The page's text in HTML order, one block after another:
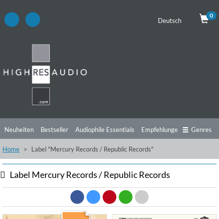
Deutsch
0
Neuheiten Bestseller Audiophile Essentials Empfehlungen
Hörtipps Top Alben Angebote Preorder Vorschau
Videos
Genres
Home Label "Mercury Records / Republic Records"
Label Mercury Records / Republic Records